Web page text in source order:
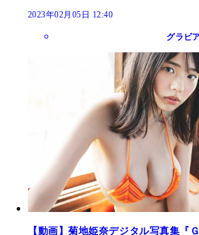
2023年02月05日 12:40
グラビ
【動画】菊地姫奈デジタル写真集『